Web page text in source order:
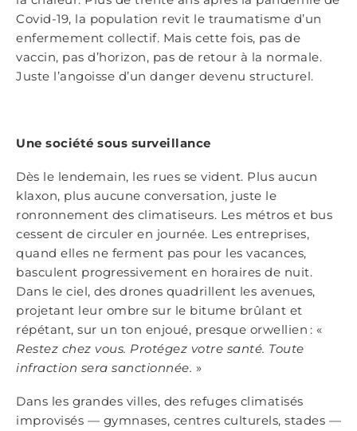
Covid-19, la population revit le traumatisme d’un
enfermement collectif. Mais cette fois, pas de
vaccin, pas d’horizon, pas de retour à la normale.
Juste l’angoisse d’un danger devenu structurel.
Une société sous surveillance
Dès le lendemain, les rues se vident. Plus aucun
klaxon, plus aucune conversation, juste le
ronronnement des climatiseurs. Les métros et bus
cessent de circuler en journée. Les entreprises,
quand elles ne ferment pas pour les vacances,
basculent progressivement en horaires de nuit.
Dans le ciel, des drones quadrillent les avenues,
projetant leur ombre sur le bitume brûlant et
répétant, sur un ton enjoué, presque orwellien : «
Restez chez vous. Protégez votre santé. Toute
infraction sera sanctionnée. »
Dans les grandes villes, des refuges climatisés
improvisés — gymnases, centres culturels, stades —